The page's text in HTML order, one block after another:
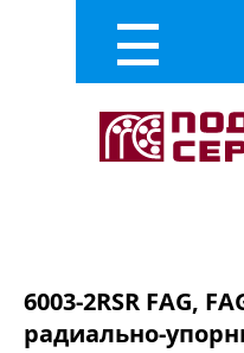
6003-2RSR FAG,
радиально-